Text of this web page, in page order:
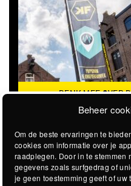
Beheer
Om de beste ervaringen te
cookies om informatie over je
raadplegen. Door in te stemmen
gegevens zoals surfgedrag of
je geen toestemming geeft of
DENK MEE OVER